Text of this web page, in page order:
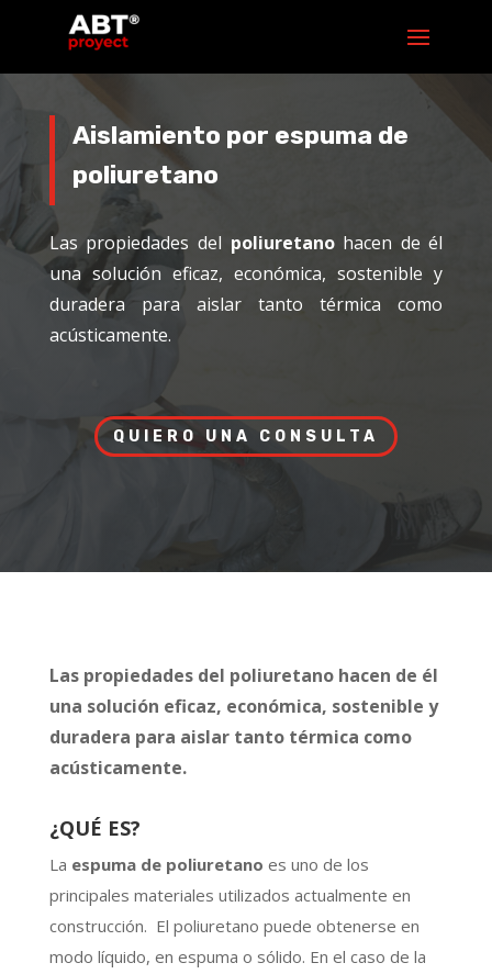
Aislamiento por espuma de
poliuretano
Las propiedades del poliuretanohacen de él
una solución eficaz, económica, sostenible y
duradera para aislar tanto térmica como
acústicamente.
QUIERO UNA CONSULTA
Las propiedades del poliuretano hacen de él
una solución eficaz, económica, sostenible y
duradera para aislar tanto térmica como
acústicamente.
¿QUÉ ES?
L a espuma de poliuretano es uno de los
principales materiales utilizados actualmente en
construcción. El poliuretano puede obtenerse en
modo líquido, en espuma o sólido. En el caso de la